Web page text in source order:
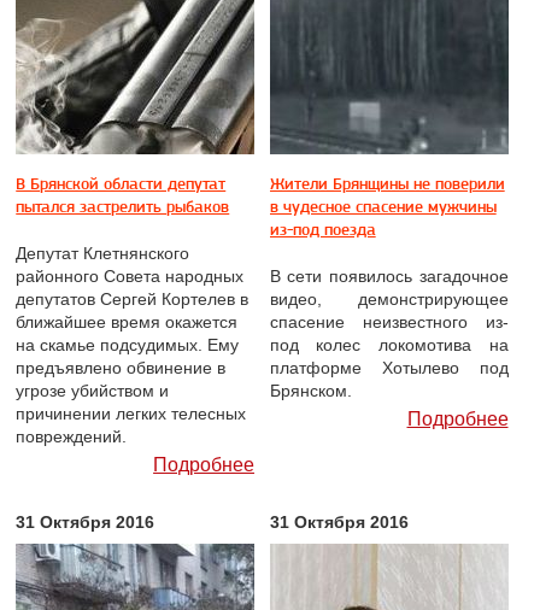
В Брянской области депутат
пытался застрелить рыбаков
Депутат Клетнянского
районного Совета народных
депутатов Сергей Кортелев в
ближайшее время окажется
на скамье подсудимых. Ему
предъявлено обвинение в
угрозе убийством и
причинении легких телесных
повреждений.
Подробнее
Жители Брянщины не поверили
в чудесное спасение мужчины
из-под поезда
В сети появилось загадочное
видео, демонстрирующее
спасение неизвестного из-
под колес локомотива на
платформе Хотылево под
Брянском.
Подробнее
31 Октября 2016 31 Октября 2016